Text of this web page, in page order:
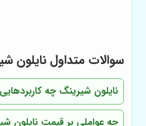
سوالات متداول نایلون
نایلون شیرینگ چه
چه عواملی بر قیمت نایلون